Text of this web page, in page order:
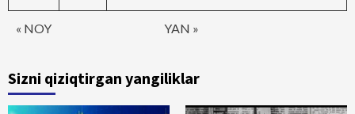
« NOY YAN »
Sizni qiziqtirgan yangiliklar